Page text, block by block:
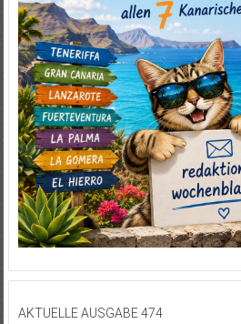
AKTUELLE AUSGABE 474